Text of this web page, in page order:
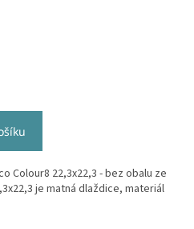
Colour8 22,3x22,3 - bez obalu ze
je matná dlaždice, materiál